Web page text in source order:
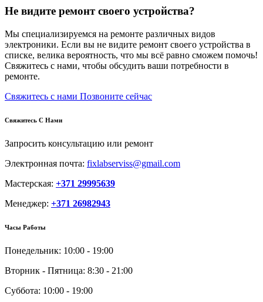
Не видите ремонт своего устройства?
Мы специализируемся на ремонте различных видов
электроники. Если вы не видите ремонт своего устройства в
списке, велика вероятность, что мы всё равно сможем помочь!
Свяжитесь с нами, чтобы обсудить ваши потребности в
ремонте.
Свяжитесь с нами Позвоните сейчас
Свяжитесь С Нами
Запросить консультацию или ремонт
Электронная почта: fixlabserviss@gmail.com
Мастерская: +371 29995639
Менеджер: +371 26982943
Часы Работы
Понедельник: 10:00 - 19:00
Вторник - Пятница: 8:30 - 21:00
Суббота: 10:00 - 19:00